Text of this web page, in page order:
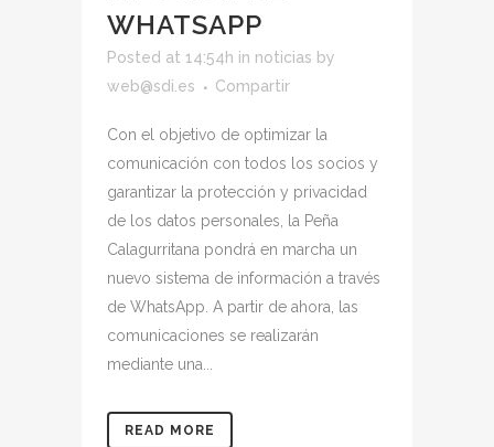
WHATSAPP
Posted at 14:54h in noticias by
web@sdi.es
Compartir
Con el objetivo de optimizar la
comunicación con todos los socios y
garantizar la protección y privacidad
de los datos personales, la Peña
Calagurritana pondrá en marcha un
nuevo sistema de información a través
de WhatsApp. A partir de ahora, las
comunicaciones se realizarán
mediante una...
READ MORE